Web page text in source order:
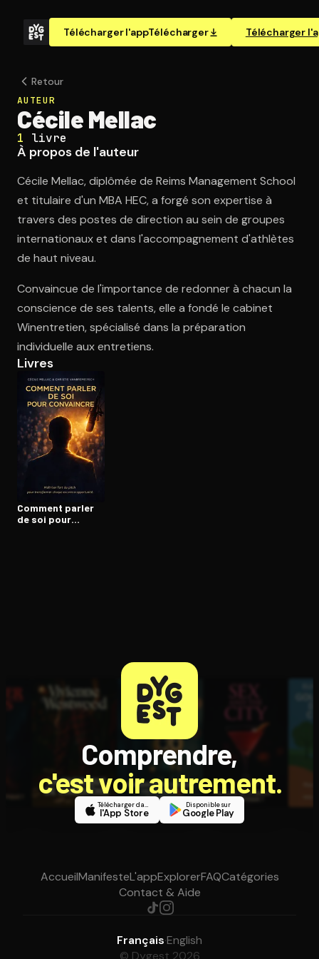
Télécharger l'appTélécharger Télécharger
Ouvre l'app Appareil photo, pointe sur le code. C'est gratuit à
Retour
AUTEUR
Cécile Mellac
1 livre
À propos de l'auteur
Cécile Mellac, diplômée de Reims Management School
et titulaire d'un MBA HEC, a forgé son expertise à
travers des postes de direction au sein de groupes
internationaux et dans l'accompagnement d'athlètes
de haut niveau.
Convaincue de l'importance de redonner à chacun la
conscience de ses talents, elle a fondé le cabinet
Winentretien, spécialisé dans la préparation
individuelle aux entretiens.
Livres
Comment parler
de soi pour
Comprendre,
c'est voir autrement.
Télécharger dans
l'App Store
Disponible sur
Google Play
AccueilManifesteL'appExplorerFAQCatégories
Contact & Aide
Français·English
© Dygest 2026